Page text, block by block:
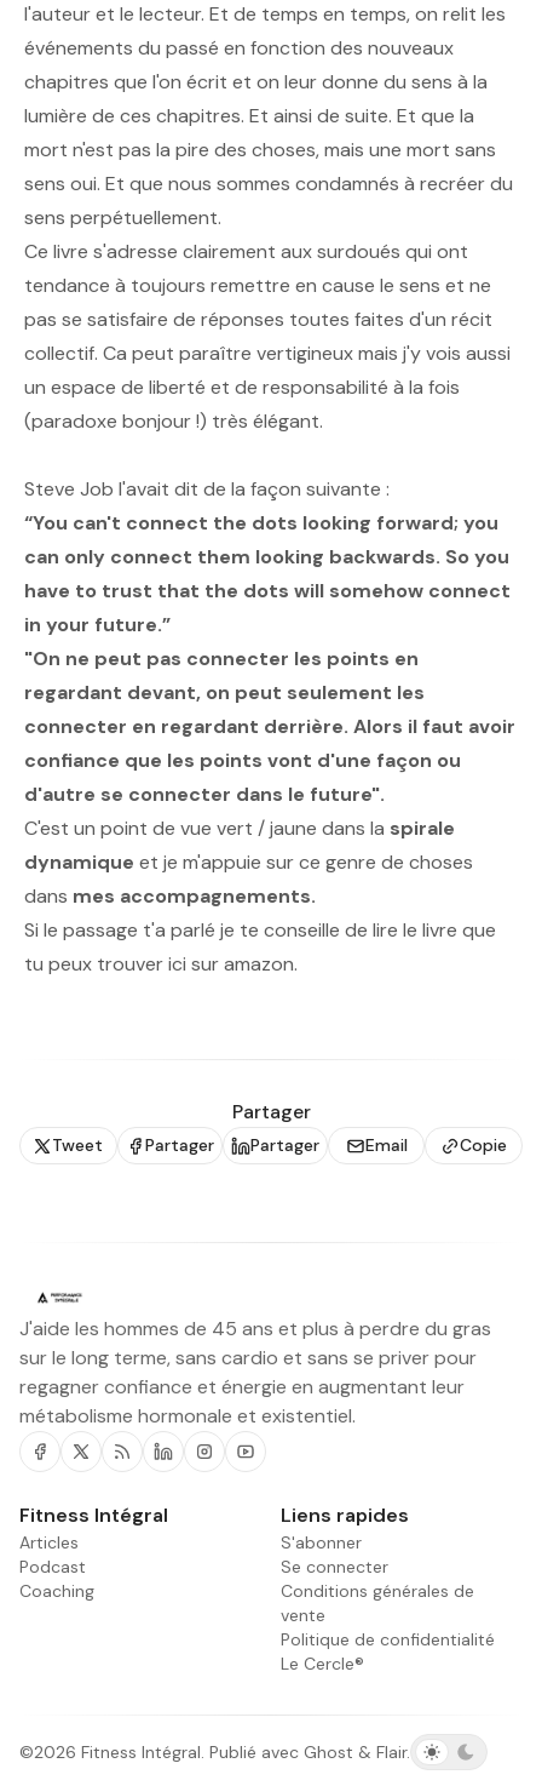
l'auteur et le lecteur. Et de temps en temps, on relit les
événements du passé en fonction des nouveaux
chapitres que l'on écrit et on leur donne du sens à la
lumière de ces chapitres. Et ainsi de suite. Et que la
mort n'est pas la pire des choses, mais une mort sans
sens oui. Et que nous sommes condamnés à recréer du
sens perpétuellement.
Ce livre s'adresse clairement aux surdoués qui ont
tendance à toujours remettre en cause le sens et ne
pas se satisfaire de réponses toutes faites d'un récit
collectif. Ca peut paraître vertigineux mais j'y vois aussi
un espace de liberté et de responsabilité à la fois
(paradoxe bonjour !) très élégant.
Steve Job l'avait dit de la façon suivante :
“You can't connect the dots looking forward; you
can only connect them looking backwards. So you
have to trust that the dots will somehow connect
in your future.”
"On ne peut pas connecter les points en
regardant devant, on peut seulement les
connecter en regardant derrière. Alors il faut avoir
confiance que les points vont d'une façon ou
d'autre se connecter dans le future".
C'est un point de vue vert / jaune dans la spirale
dynamique et je m'appuie sur ce genre de choses
dans mes accompagnements.
Si le passage t'a parlé je te conseille de lire le livre que
tu peux trouverici sur amazon.
Partager
Tweet Partager Partager Email Copie
J'aide les hommes de 45 ans et plus à perdre du gras
sur le long terme, sans cardio et sans se priver pour
regagner confiance et énergie en augmentant leur
métabolisme hormonale et existentiel.
Facebook
Twitter
RSS LinkedinInstagramYoutube
Fitness Intégral
Articles
Podcast
Coaching
Liens rapides
S'abonner
Se connecter
Conditions générales de
vente
Politique de confidentialité
Le Cercle®
©2026 Fitness Intégral. Publié avec Ghost & Flair.